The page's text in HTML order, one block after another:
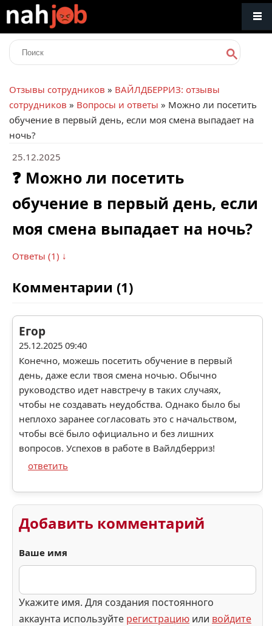
Отзывы сотрудников » ВАЙЛДБЕРРИЗ: отзывы
сотрудников » Вопросы и ответы » Можно ли посетить
обучение в первый день, если моя смена выпадает на
ночь?
25.12.2025
❓ Можно ли посетить
обучение в первый день, если
моя смена выпадает на ночь?
Ответы (1) ↓
Комментарии (1)
Егор
25.12.2025 09:40
Конечно, можешь посетить обучение в первый
день, даже если твоя смена ночью. Обычно
руководство идет навстречу в таких случаях,
чтобы не создавать неудобства. Однако было бы
неплохо заранее согласовать это с начальством,
чтобы всё было официально и без лишних
вопросов. Успехов в работе в Вайлдберриз!
ответить
Добавить комментарий
Ваше имя
Укажите имя. Для создания постоянного
аккаунта используйте регистрацию или войдите